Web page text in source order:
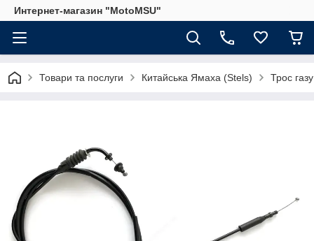
Интернет-магазин "MotoMSU"
Товари та послуги Китайська Ямаха (Stels) Трос